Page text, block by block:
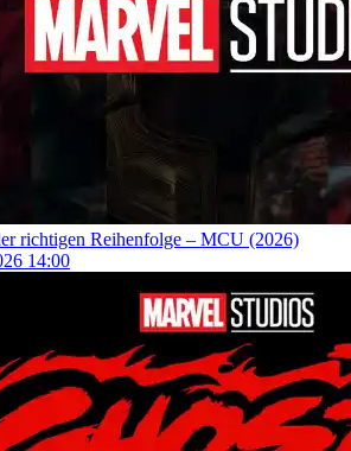
richtigen Reihenfolge – MCU (2026)
14:00